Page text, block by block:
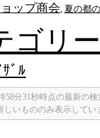
ップ商会 夏の都
ゴリ
ﾞﾙ
58分31秒時点の最新の検
いもののみ表示してい